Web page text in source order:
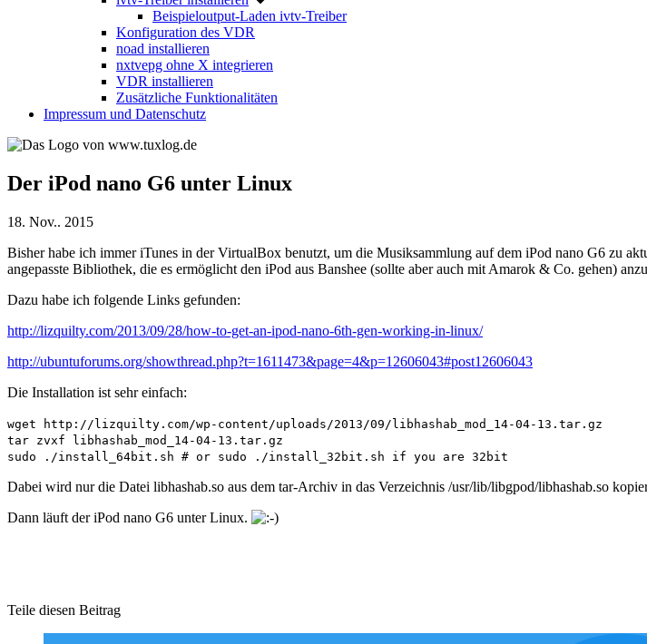
Beispieloutput-Laden ivtv-Treiber
Konfiguration des VDR
noad installieren
nxtvepg ohne X integrieren
VDR installieren
Zusätzliche Funktionalitäten
Impressum und Datenschutz
Der iPod nano G6 unter Linux
18. Nov.. 2015
Bisher habe ich immer iTunes in der VirtualBox benutzt, um die Musiksammlung auf dem iPod nano G6 zu
angepasste Bibliothek, die es ermöglicht den iPod aus Banshee (sollte aber auch mit Amarok & Co. gehen)
Dazu habe ich folgende Links gefunden:
http://lizquilty.com/2013/09/28/how-to-get-an-ipod-nano-6th-gen-working-in-linux/
http://ubuntuforums.org/showthread.php?t=1611473&page=4&p=12606043#post12606043
Die Installation ist sehr einfach:
wget http://lizquilty.com/wp-content/uploads/2013/09/libhashab_mod_14-04-13.tar.gz
tar zvxf libhashab_mod_14-04-13.tar.gz
sudo ./install_64bit.sh # or sudo ./install_32bit.sh if you are 32bit
Dabei wird nur die Datei libhashab.so aus dem tar-Archiv in das Verzeichnis /usr/lib/libgpod/libhashab.so
Dann läuft der iPod nano G6 unter Linux.
Teile diesen Beitrag